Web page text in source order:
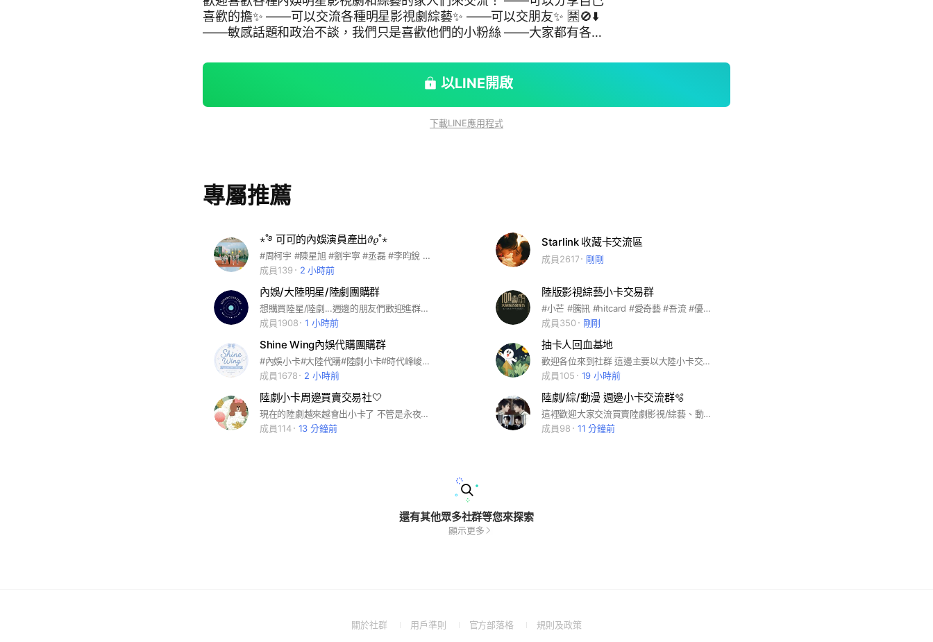
喜歡的擔✨ ——可以交流各種明星影視劇綜藝✨ ——可以交朋友✨ 🈲🚫⬇️
——敏感話題和政治不談，我們只是喜歡他們的小粉絲 ——大家都有各自
以LINE開啟
下載LINE應用程式
專屬推薦
⋆˚࿔ 可可的內娛演員產出𝜗𝜚˚⋆
#周柯宇 #陳星旭 #劉宇寧 #丞磊 #李昀銳 #陳靖可 #檀健次 #王星越 #吳磊 #丁禹兮 #宋威龍 #王安宇 #張凌赫 #何與 #陳飛宇 #林一 #王鶴棣 #白敬亭 #侯明昊 #周翊然 #許凱 #畢雯珺 #魏哲鳴 #賴偉明 #胡先熙 #鄧凱 #盧昱曉 #包上恩 #周也 #章若楠 #張淼怡 #孟子儀 #張予曦 #白鹿 #田曦薇 #趙今麥 #劉浩存 #趙露思 #徐若晗 #王楚然 #張婧儀 #虞書欣 #鞠婧禕 #迪麗熱巴 #孫千 #孔雪兒
成員139
2 小時前
Starlink 收藏卡交流區
成員2617 剛剛
內娛/大陸明星/陸劇團購群
想購買陸星/陸劇...週邊的朋友們歡迎進群噢！ ✔️服務項目（#代購/#代付） #淘寶#閑魚#1688#天貓#weecho#微店#Q音#小芒#芒果TV#愛奇藝#騰訊#時代峰峻#高會#小紅書#微信#支付寶#京東#優酷#摩點#微博...... ❤️#內娛#大陸明星#梓渝#Polarix #肖戰#任嘉倫#薛之謙#魏哲鳴#蔡徐坤#TFBOYS#丁禹兮#楊仕澤 #徐海喬#汪蘇瀧#朱正廷#白鹿#鞠婧禕#楊超越#虞書欣#祝緒丹#陳都靈#永夜星河#高寒#劉令姿#邊程#王藝瑾#范靜雯#王佳璇 #許靜雅#黃夢瑩#代斯#孟子義#劉學義#桃花映江山#嚴浩翔 #時代少年團#Tizzy#Capper#新說唱2025#黃子韜#白宇#周柯宇#張凌赫#迪麗熱巴#金靖#開始推理吧#宋雨琦#張真源#鄭愷#周深#范丞丞#李昀鋭#沙溢#李晨#趙今麥#櫻桃琥珀#曾舜晞#陳鑫海#何瑞賢#臨江仙#馬嘉祺#丁程鑫#宋亞軒#劉耀文#賀峻霖#吳宣儀#張予曦#畢雯珺#深情眼#朝雪錄#李蘭迪#敖瑞鵬#余承恩#沈羽潔#楊仕澤#崔紹陽#何君誠#季肖冰#李昀銳#孔雪兒#夏之光#顏安#李百惠#上淇#張萌#九重紫#徐若晗#王宥鈞#黄燦燦#唐九洲#愛你#成毅#曾舜晞#肖順堯#王鶴潤#陳都靈#陳意涵#蓮花樓#徐子未#周也#丞磊#張康樂#張淼怡#白澍#饒嘉迪#張芷溪#管櫟#馬天宇#姜貞羽#盛一倫#季晨#趙柯#許佳琪#張磊#錦月如歌#張小婉#劉潤南#王可#孫思程#王星瑋#王子妤#代云帆#黄婷婷#龔蓓苾#艾麗婭#楊青#周軼#段藝璇#子夜歸#許凱#田曦薇#王佳怡#吳俊霆#易大千#范詩然#單敬堯#賴偉明#保劍鋒#徐海喬#何洛洛#董思成#紀凌塵#謝興陽#生萬物#楊冪#歐豪#倪大紅#秦海璐#邢菲#張天陽#張海宇#遲蓬#孫紹龍#林永健#藍盈瑩#趙達#潘之琳#淮水竹亭#劉詩詩#張雲龍#吳宣儀#翟瀟聞#侯明昊#沈月#陳鈺琪#丁禹兮#章若楠#孟子義#彭小苒#周潔瓊#陳宥維#趙一博#孫子航#陳若軒#林柏叡#秦曉軒#郭曉婷#白月梵星#敖瑞鵬#代露娃#常華森#代斯#薩頂頂#張鑫#崔紹陽#左葉#無憂渡#任嘉倫#宋祖兒#范帥琦#哈妮克孜#煥羽#張婧儀#周翊然#劉丹#曾黎#王安宇#何與#蒲熠星#黄曦彦#劉孜#曹魏宇#呂曉霖#崔航#值得愛#王安宇#王玉雯#郭曉東#耿樂#張宥浩#孫嘉靈#陷入我們的熱戀#劉浩存#蒼蘭訣#虞書欣#王鶴棣#徐海喬#迪麗熱巴#高卿塵#張藝凡 #易烊千璽
成員1908
1 小時前
陸版影視綜藝小卡交易群
#小芒 #騰訊 #hitcard #愛奇藝 #吾流 #優酷 #z視界 #出卡 #影視 #綜藝 #小卡 #陸劇 #陸綜
成員350
剛剛
Shine Wing內娛代購團購群
#內娛小卡#大陸代購#陸劇小卡#時代峰峻#時代少年團#內地代購#產出開團
成員1678
2 小時前
抽卡人回血基地
歡迎各位來到社群 這邊主要以大陸小卡交流為主 買賣、交換等都歡迎 不限種類，二次元三次元都可以 有糾紛的話管理員會先了解 若情節過重將直接踢除
成員105
19 小時前
陸劇小卡周邊買賣交易社🤍
現在的陸劇越來越會出小卡了 不管是永夜星河/國王在冬眠/白月梵星/臨江仙/書卷一夢/櫻桃琥珀/難哄等 都出了影視劇卡 想必一定有想要卻沒有開到的吧？或想要不知道怎麼買的？大家在這裡都可以一起討論喔～～～
成員114
13 分鐘前
陸劇/綜/動漫 週邊小卡交流群🫧
這裡歡迎大家交流買賣陸劇影視/綜藝、動漫之類的小卡和周邊🎬也歡迎聊天，主要是中國周邊為主！💖#小卡#週邊#陸劇
成員98
11 分鐘前
還有其他眾多社群等您來探索
顯示更多
關於社群
(Open用戶準則
(Open官方部落格
(Open規則及政策(Open